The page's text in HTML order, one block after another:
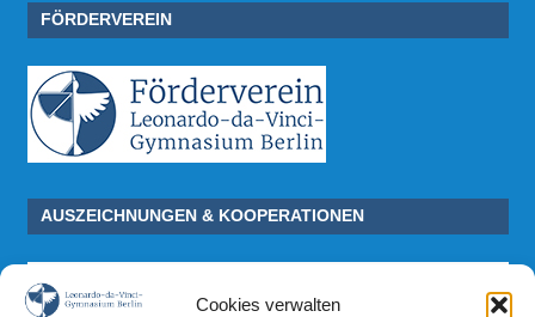
Cookies verwalten
FÖRDERVEREIN
AUSZEICHNUNGEN & KOOPERATIONEN